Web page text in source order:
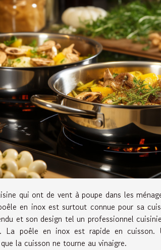
qui ont de vent à poupe dans les
en inox est surtout connue pour sa
et son design tel un professionnel
La poêle en inox est rapide en
la cuisson ne tourne au vinaigre.